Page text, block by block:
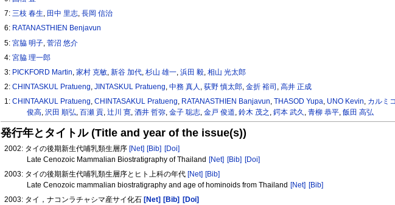
7:三枝 春生, 田中 里志,長岡 信治
6: RATANASTHIEN Benjavun
5:宮脇 明子 ,菅沼 悠介
4:宮脇 理一郎
3: PICKFORD Martin ,家村 克敏 ,新谷 加代 ,杉山 雄一 ,浜田 毅 ,相山 光太郎
2:CHINTASKUL Pratueng ,JINTASKUL Pratueng ,中務 真人 ,荻野 慎太郎 ,金折 裕司 ,高井 正成
1:CHINTAAKUL Pratueng ,CHINTASAKUL Pratueng RATANASTHIEN Banjavun ,THASOD Yupa UNO Kevin カルミ
俊高, 沢田 順弘 百瀬 貢, 辻川 寛, 酒井 哲弥, 金子 聡志, 金戸 俊道 鈴木 茂之 鍔本 武久 青柳 恭平, 飯田 高弘
発行年とタイトル (Title and year of the issue(s))
2002: タイの後期新生代哺乳類生層序 [Net] [Bib] [Doi]
Late Cenozoic Mammalian Biostratigraphy of Thailand [Net] [Bib] [Doi]
2003: タイの後期新生代哺乳類生層序とヒト上科の年代 [Net] [Bib]
Late Cenozoic mammalian biostratigraphy and age of hominoids from Thailand [Net] [Bib]
2003: タイ，ナコンラチャシマ産サイ化石 [Net] [Bib]
[Doi]